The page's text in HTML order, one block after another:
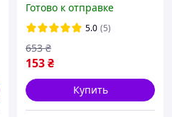
Прозрачные вставки в
обувь. Силиконовые
стельки ортопедические
для пятки
Готово к отправке
5.0 (5)
153₴
653 ₴
Купить